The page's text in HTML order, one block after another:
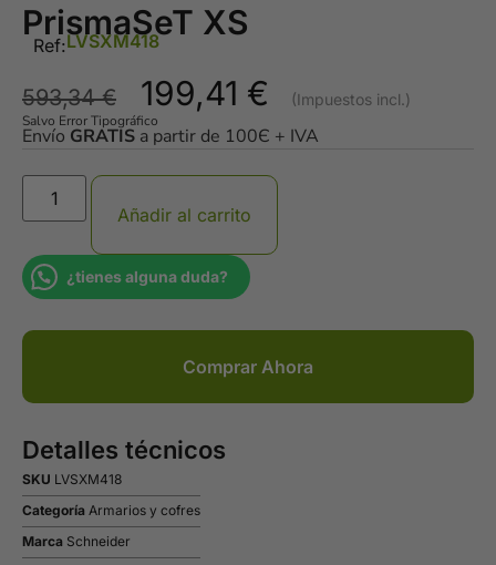
PrismaSeT XS
Ref:LVSXM418
593,34€ 199,41 €
Salvo Error Tipográfico
Envío GRATIS a partir de 100Є + IVA
Añadir al carrito
¿tienes alguna duda?
Comprar Ahora
Detalles técnicos
SKU LVSXM418
Categoría Armarios y cofres
Marca Schneider